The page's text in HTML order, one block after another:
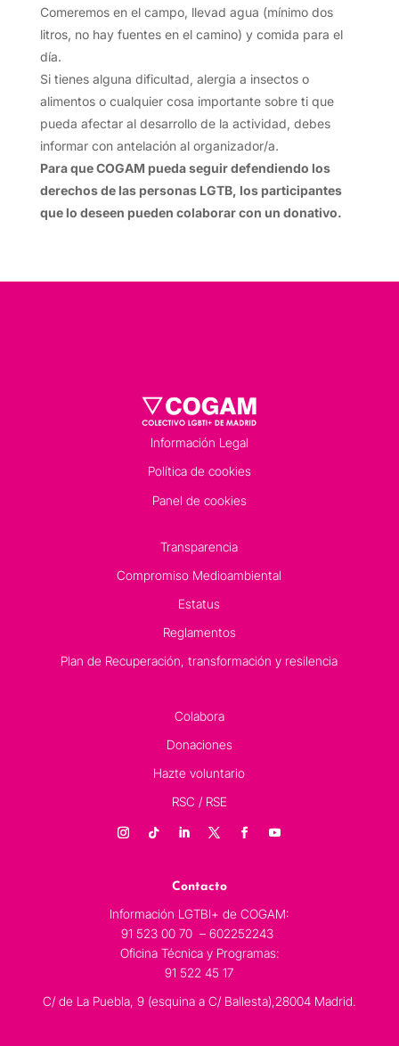
Comeremos en el campo, llevad agua (mínimo dos
litros, no hay fuentes en el camino) y comida para el
día.
Si tienes alguna dificultad, alergia a insectos o
alimentos o cualquier cosa importante sobre ti que
pueda afectar al desarrollo de la actividad, debes
informar con antelación al organizador/a.
Para que COGAM pueda seguir defendiendo los
derechos de las personas LGTB, los participantes
que lo deseen pueden colaborar con un donativo.
Información Legal
Política de cookies
Panel de cookies
Transparencia
Compromiso Medioambiental
Estatus
Reglamentos
Plan de Recuperación, transformación y resilencia
Colabora
Donaciones
Hazte voluntario
RSC / RSE
Contacto
Información LGTBI+ de COGAM:
91 523 00 70 – 602252243
Oficina Técnica y Programas:
91 522 45 17
C/ de La Puebla, 9 (esquina a C/ Ballesta),28004 Madrid.